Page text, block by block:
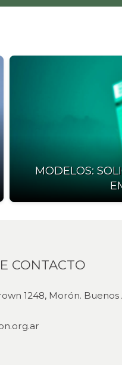
MODELOS:
CONTACTO
1248, Morón. Buenos